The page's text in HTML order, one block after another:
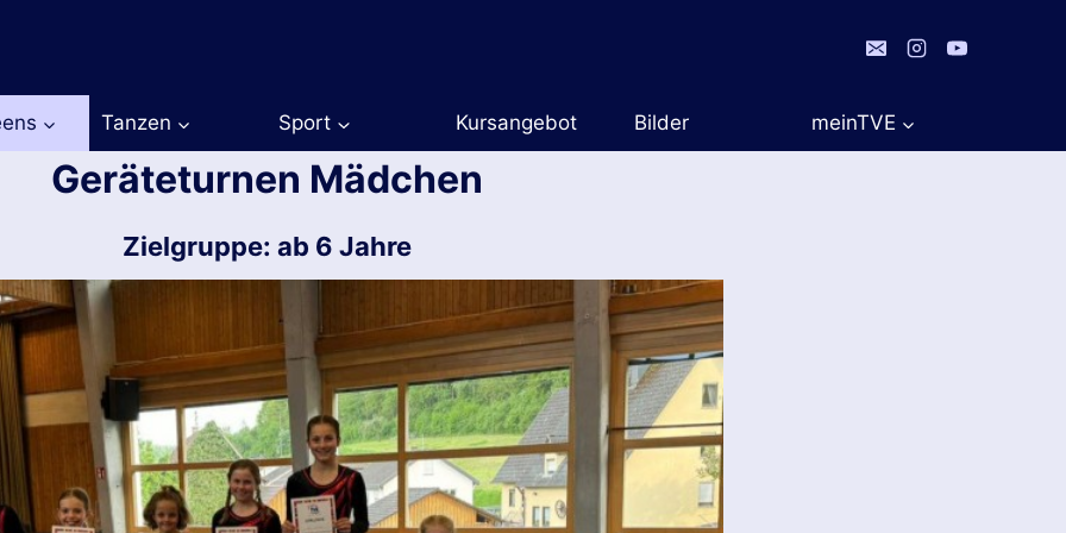
Tanzen Sport Kursangebot Bilder meinTVE
Geräteturnen Mädchen
Zielgruppe: ab 6 Jahre